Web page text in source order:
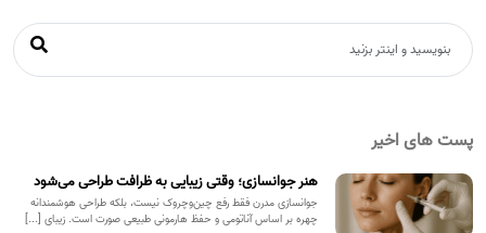
پست های اخیر
هنر جوانسازی؛ وقتی زیبایی به ظرافت طراحی می‌شود
جوانسازی مدرن فقط رفع چین‌وچروک نیست، بلکه طراحی هوشمندانه
چهره بر اساس آناتومی و حفظ هارمونی طبیعی صورت است. زیبای [...]